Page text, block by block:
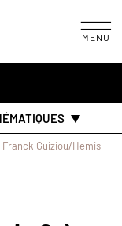
MENU
Guiziou/Hemis